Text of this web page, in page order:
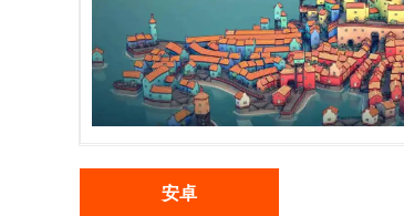
安卓